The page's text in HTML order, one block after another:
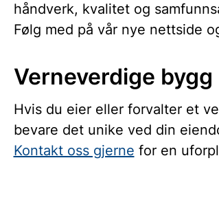
håndverk, kvalitet og
Følg med på vår nye nettside
Verneverdige bygg
Hvis du eier eller forvalter et
bevare det unike ved din
Kontakt oss gjerne for en